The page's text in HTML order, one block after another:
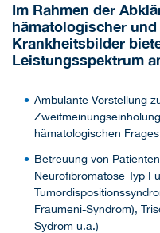
Im Rahmen der
hämatologischer
Krankheitsbilder
Leistungsspektrum
Ambulante Vorstellung
hämatologischen
Betreuung von
Neurofibromatose Typ I
Fraumeni-Syndrom),
Sydrom u.a.)